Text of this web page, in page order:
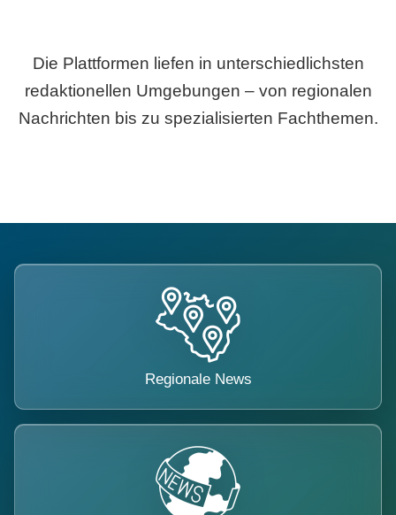
Die Plattformen liefen in unterschiedlichsten
redaktionellen Umgebungen – von regionalen
Nachrichten bis zu spezialisierten Fachthemen.
Regionale News